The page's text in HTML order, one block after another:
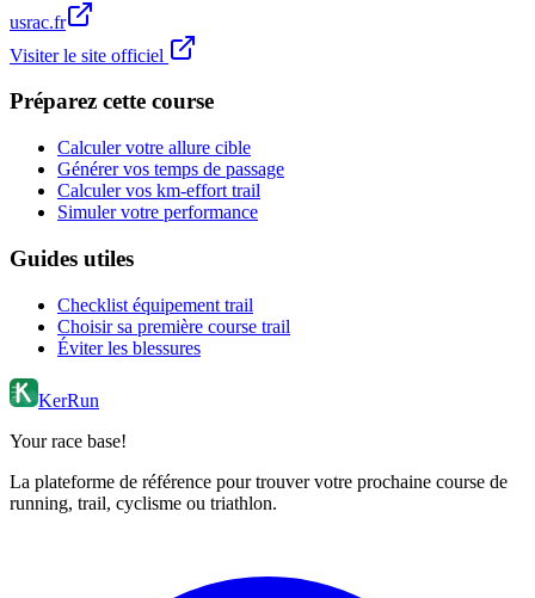
usrac.fr
Visiter le site officiel
Préparez cette course
Calculer votre allure cible
Générer vos temps de passage
Calculer vos km-effort trail
Simuler votre performance
Guides utiles
Checklist équipement trail
Choisir sa première course trail
Éviter les blessures
KerRun
Your race base!
La plateforme de référence pour trouver votre prochaine course de
running, trail, cyclisme ou triathlon.